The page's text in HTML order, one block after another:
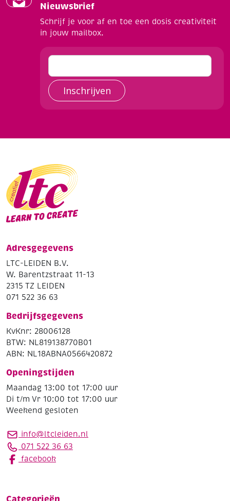
Nieuwsbrief
Schrijf je voor af en toe een dosis creativiteit
in jouw mailbox.
Inschrijven
Adresgegevens
LTC-LEIDEN B.V.
W. Barentzstraat 11-13
2315 TZ LEIDEN
071 522 36 63
Bedrijfsgegevens
KvKnr: 28006128
BTW: NL819138770B01
ABN: NL18ABNA0566420872
Openingstijden
Maandag 13:00 tot 17:00 uur
Di t/m Vr 10:00 tot 17:00 uur
Weekend gesloten
info@ltcleiden.nl
071 522 36 63
facebook